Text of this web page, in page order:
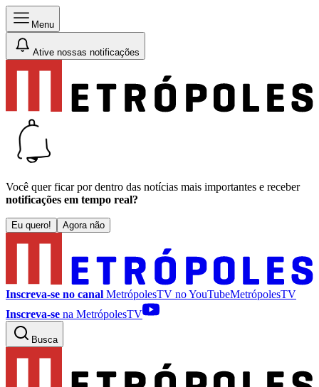
Menu
Ative nossas notificações
Você quer ficar por dentro das notícias mais importantes e receber
notificações em tempo real?
Eu quero! Agora não
Inscreva-se no canal MetrópolesTV noYouTubeMetrópolesTV
Inscreva-se na MetrópolesTV
Busca